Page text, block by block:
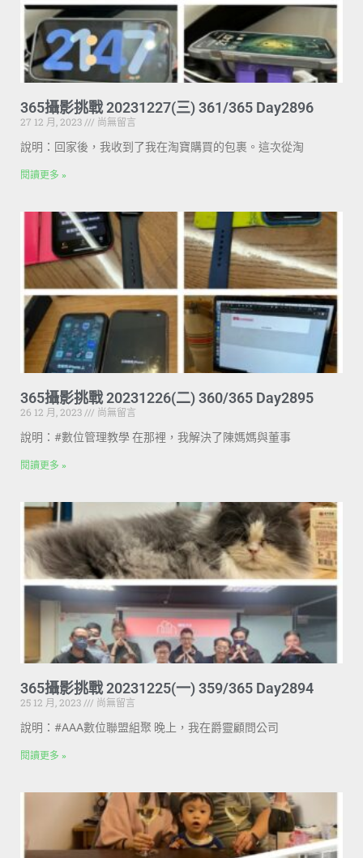
365攝影挑戰 20231227(三) 361/365 Day2896
27 12 月, 2023
尚無留言
說明：回家後，我收到了我在淘寶購買的包裹。這次從淘
閱讀更多 »
365攝影挑戰 20231226(二) 360/365 Day2895
26 12 月, 2023
尚無留言
說明：#數位管理教學 在那裡，我解決了陳媽媽與董事
閱讀更多 »
365攝影挑戰 20231225(一) 359/365 Day2894
25 12 月, 2023
尚無留言
說明：#AAA數位聯盟組聚 晚上，我在爵靈顧問公司
閱讀更多 »